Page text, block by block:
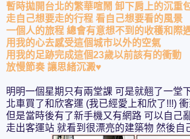
暫時拋開台北的繁華喧鬧 卸下肩上的沉重
走自己想要走的行程 看自己想要看的風景
一個人的旅程 總會有意想不到的收穫和際
用我的心去感受這個城市以外的空氣
用我的足跡完成這個23歲以前該有的衝動
放慢節奏 讓思緒沉澱♥
明明一個星期只有兩堂課 可是就翹了一堂
北車買了和欣客運 (我已經愛上和欣了!!!)
但是當時後有了新手機又有網路 可以自己
走出客運站 就看到很漂亮的建築物 然後自